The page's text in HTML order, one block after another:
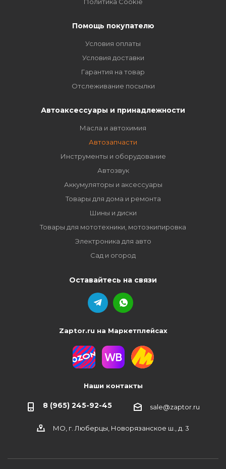
Помощь покупателю
Условия оплаты
Условия доставки
Гарантия на товар
Отслеживание посылки
Автоаксессуары и принадлежности
Масла и автохимия
Автозапчасти
Инструменты и оборудование
Автозвук
Аккумуляторы и аксессуары
Товары для дома и ремонта
Шины и диски
Товары для мототехники, мотоэкипировка
Электроника для авто
Сад и огород
Оставайтесь на связи
Zaptor.ru на Маркетплейсах
Наши контакты
8 (965) 245-92-45 sale@zaptor.ru
МО, г. Люберцы, Новорязанское ш., д. 3